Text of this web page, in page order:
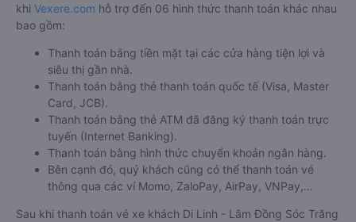
khi Vexere.com hỗ trợ đến 06 hình thức thanh toán khác nhau
bao gồm:
Thanh toán bằng tiền mặt tại các cửa hàng tiện lợi và
siêu thị gần nhà.
Thanh toán bằng thẻ thanh toán quốc tế (Visa, Master
Card, JCB).
Thanh toán bằng thẻ ATM đã đăng ký thanh toán trực
tuyến (Internet Banking).
Thanh toán bằng hình thức chuyển khoản ngân hàng.
Bên cạnh đó, quý khách cũng có thể thanh toán vé
thông qua các ví Momo, ZaloPay, AirPay, VNPay,…
Sau khi thanh toán vé xe khách Di Linh - Lâm Đồng Sóc Trăng